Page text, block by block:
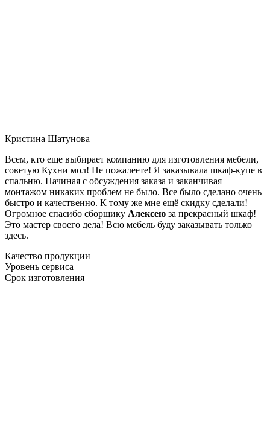
Кристина Шатунова
Всем, кто еще выбирает компанию для изготовления мебели,
советую Кухни мол! Не пожалеете! Я заказывала шкаф-купе в
спальню. Начиная с обсуждения заказа и заканчивая
монтажом никаких проблем не было. Все было сделано очень
быстро и качественно. К тому же мне ещё скидку сделали!
Огромное спасибо сборщику Алексею за прекрасный шкаф!
Это мастер своего дела! Всю мебель буду заказывать только
здесь.
Качество продукции
Уровень сервиса
Срок изготовления